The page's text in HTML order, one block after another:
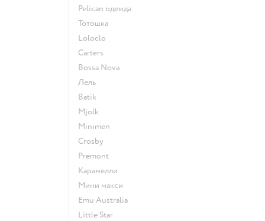
Pelican одежда
Тотошка
Loloclo
Сarters
Bossa Nova
Лель
Batik
Mjolk
Minimen
Crosby
Premont
Карамелли
Мини макси
Emu Australia
Little Star